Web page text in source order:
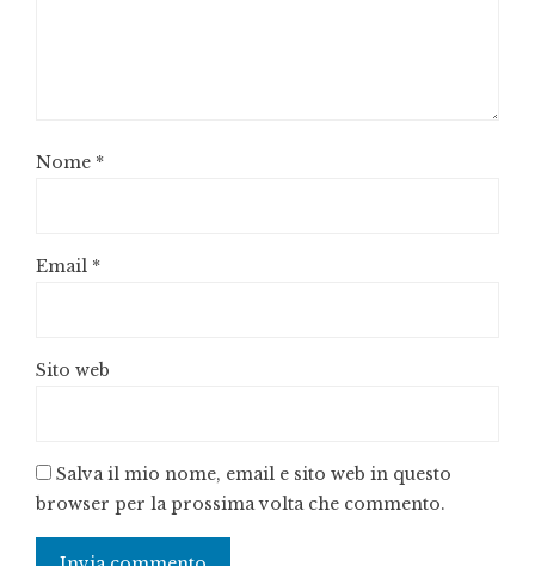
Nome *
Email *
Sito web
Salva il mio nome, email e sito web in questo
browser per la prossima volta che commento.